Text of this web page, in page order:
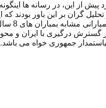
از این، در رسانه ها
گران بر این باور بودند
عمل
درگیری با ایران و
جمهوری خواه می باشد.